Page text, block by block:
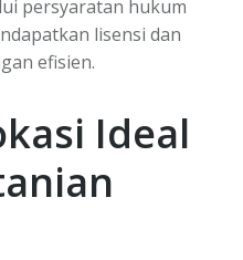
persyaratan hukum
lisensi dan
efisien.
Ideal